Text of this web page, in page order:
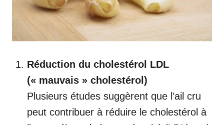
Réduction du cholestérol LDL
(« mauvais » cholestérol)
Plusieurs études suggèrent que l’ail cru
peut contribuer à réduire le cholestérol à